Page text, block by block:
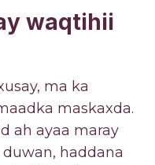
waqtihii
ma ka
maskaxda.
ah ayaa maray
haddana